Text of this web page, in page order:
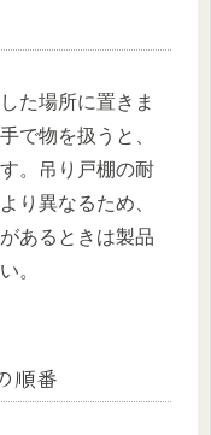
た場所に置きま
で物を扱うと、
。吊り戸棚の耐
り異なるため、
あるときは製品
。
順番